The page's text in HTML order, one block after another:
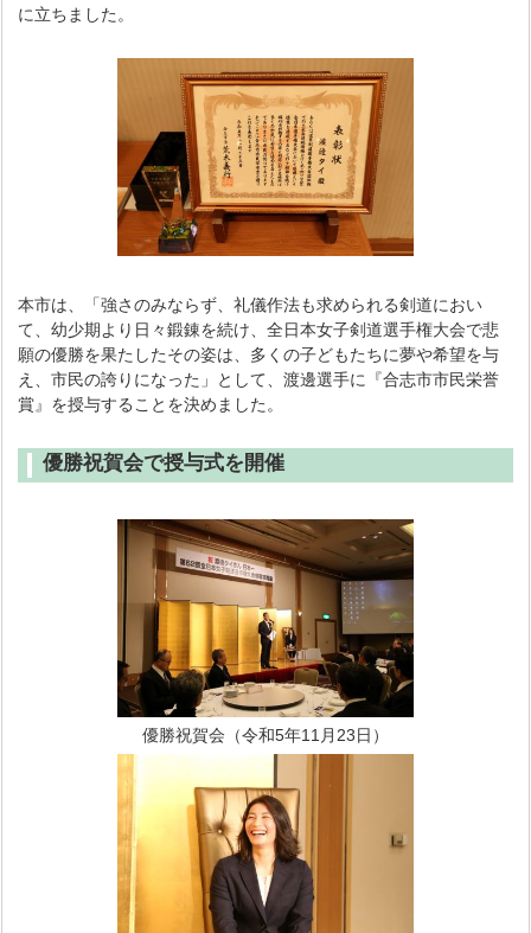
に立ちました。
本市は、「強さのみならず、礼儀作法も求められる剣道におい
て、幼少期より日々鍛錬を続け、全日本女子剣道選手権大会で悲
願の優勝を果たしたその姿は、多くの子どもたちに夢や希望を与
え、市民の誇りになった」として、渡邊選手に『合志市市民栄誉
賞』を授与することを決めました。
優勝祝賀会で授与式を開催
優勝祝賀会（令和5年11月23日）